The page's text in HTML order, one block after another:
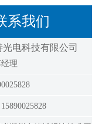
系我们
电科技有限公司
理